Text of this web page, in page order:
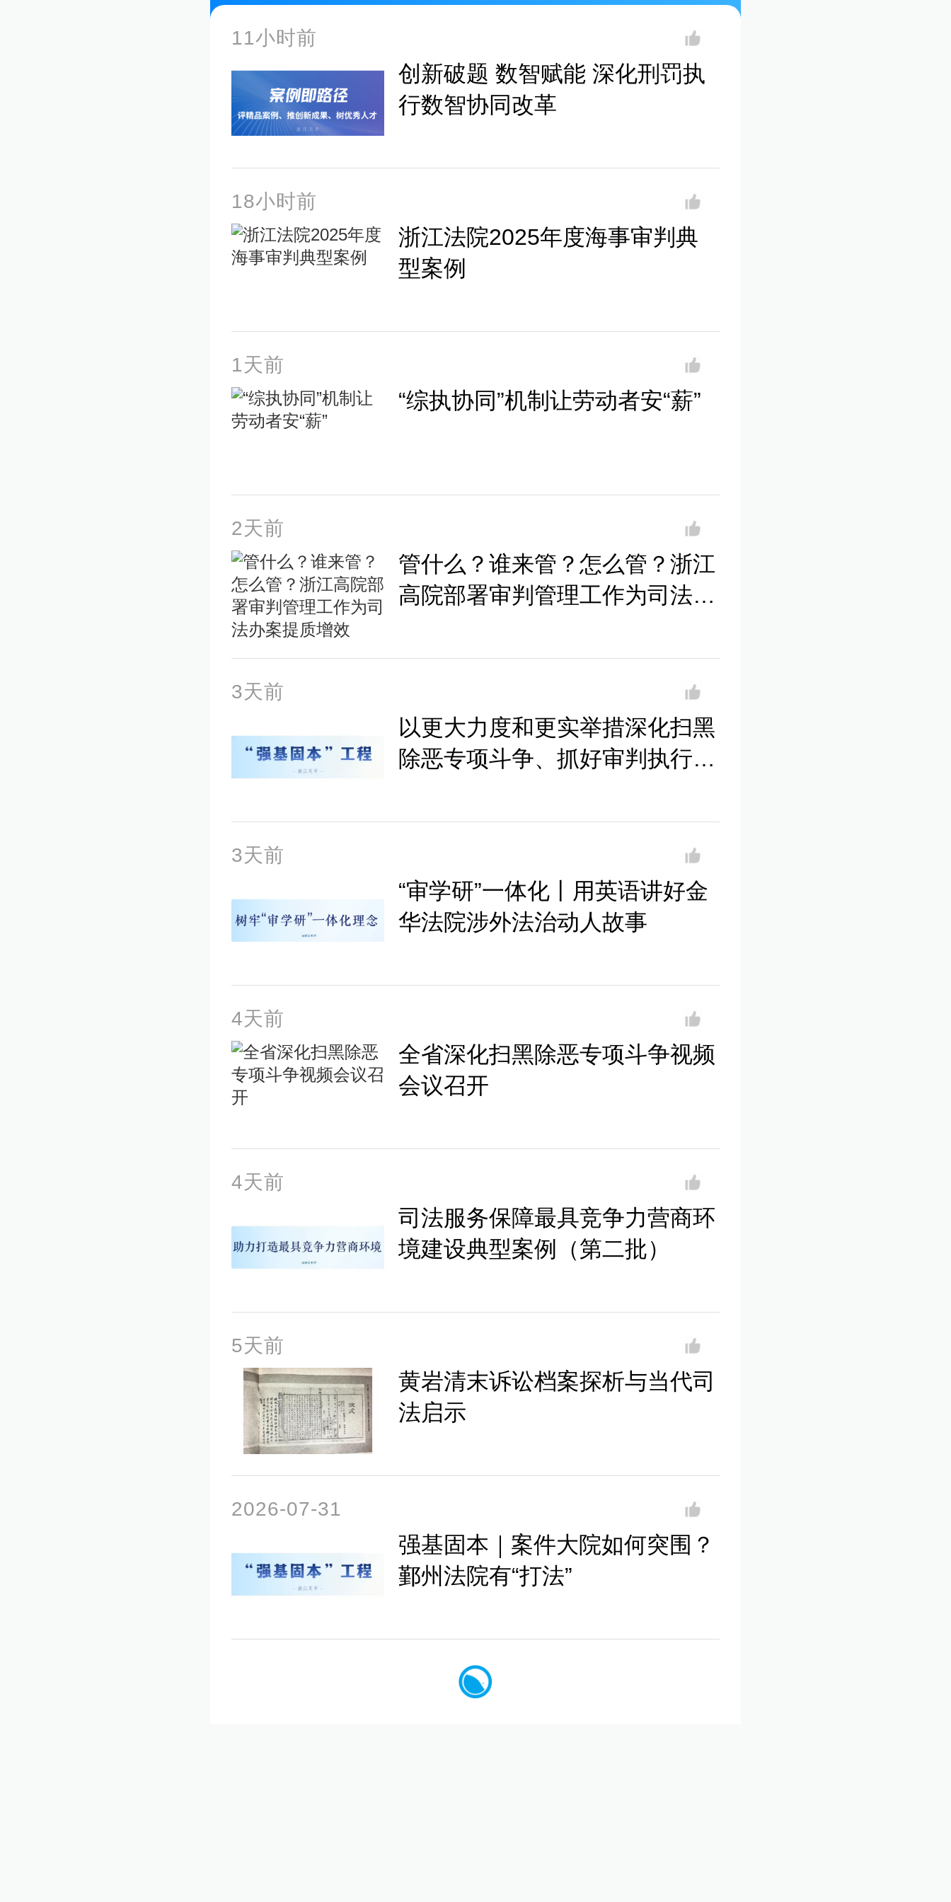
11小时前
创新破题 数智赋能 深化刑罚执
行数智协同改革
18小时前
浙江法院2025年度海事审判典
型案例
1天前
“综执协同”机制让劳动者安“薪”
2天前
管什么？谁来管？怎么管？浙江
高院部署审判管理工作为司法办
3天前
以更大力度和更实举措深化扫黑
除恶专项斗争、抓好审判执行工
3天前
“审学研”一体化丨用英语讲好金
华法院涉外法治动人故事
4天前
全省深化扫黑除恶专项斗争视频
会议召开
4天前
司法服务保障最具竞争力营商环
境建设典型案例（第二批）
5天前
黄岩清末诉讼档案探析与当代司
法启示
2026-07-31
强基固本｜案件大院如何突围？
鄞州法院有“打法”